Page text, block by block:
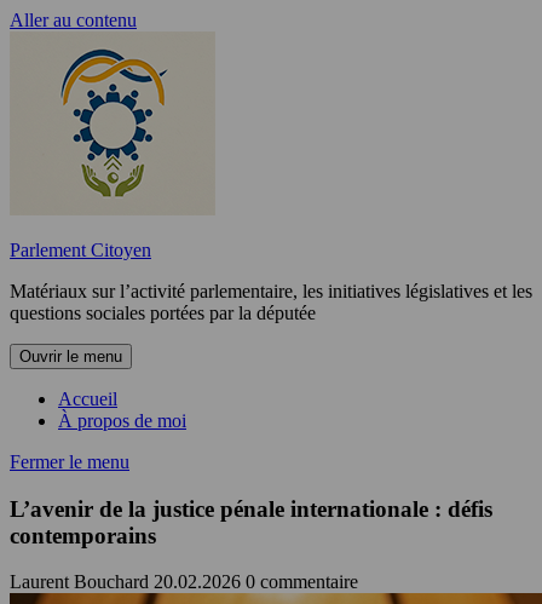
Aller au contenu
Parlement Citoyen
Matériaux sur l’activité parlementaire, les initiatives législatives et les
questions sociales portées par la députée
Ouvrir le menu
Accueil
À propos de moi
Fermer le menu
L’avenir de la justice pénale internationale : défis
contemporains
Laurent Bouchard 20.02.2026 0 commentaire